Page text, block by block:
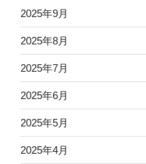
2025年9月
2025年8月
2025年7月
2025年6月
2025年5月
2025年4月